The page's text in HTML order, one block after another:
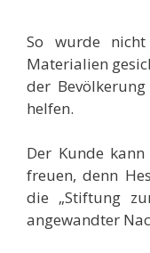
So wurde
Materialien
der
helfen.
Der Kunde
freuen, denn
die „Stiftung
angewandter